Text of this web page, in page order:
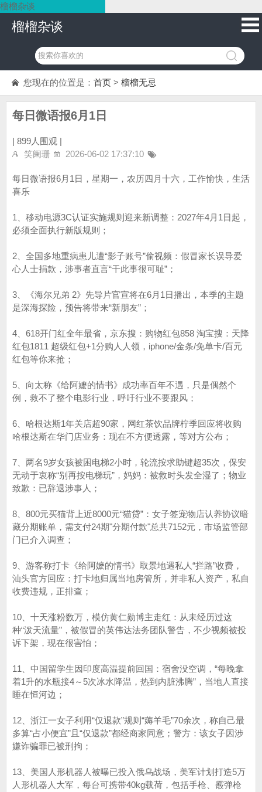
榴榴杂谈
榴榴杂谈
您现在的位置是： 首页 > 榴榴无忌
每日微语报6月1日
| 899人围观 |
笑阑珊
2026-06-02 17:37:10
每日微语报6月1日，星期一，农历四月十六，工作愉快，生活
喜乐
1、移动电源3C认证实施规则迎来新调整：2027年4月1日起，
必须全面执行新版规则；
2、全国多地重病患儿遭“影子账号”偷视频：假冒家长误导爱
心人士捐款，涉事者直言“干此事很可耻”；
3、《海尔兄弟 2》先导片官宣将在6月1日播出，本季的主题
是深海探险，预告将带来“新朋友”；
4、618开门红全年最省，京东搜：购物红包858 淘宝搜：天降
红包1811 超级红包+1分购人人领，iphone/金条/免单卡/百元
红包等你来抢；
5、向太称《给阿嬷的情书》成功率百年不遇，只是偶然个
例，救不了整个电影行业，呼吁行业不要跟风；
6、哈根达斯1年关店超90家，网红茶饮品牌柠季回应将收购
哈根达斯在华门店业务：现在不方便透露，等对方公布；
7、两名9岁女孩被困电梯2小时，轮流按求助键超35次，保安
无动于衷称“别再按电梯玩”，妈妈：被救时头发全湿了；物业
致歉：已辞退涉事人；
8、800元买猫背上近8000元“猫贷”：女子签宠物店认养协议暗
藏分期账单，需支付24期"分期付款"总共7152元，市场监管部
门已介入调查；
9、游客称打卡《给阿嬷的情书》取景地遇私人“拦路”收费，
汕头官方回应：打卡地归属当地房管所，并非私人资产，私自
收费违规，正排查；
10、十天涨粉数万，模仿黄仁勋博主走红：从未经历过这
种“泼天流量”，被假冒的英伟达法务团队警告，不少视频被投
诉下架，现在很害怕；
11、中国留学生因印度高温提前回国：宿舍没空调，“每晚拿
着1升的水瓶接4～5次冰水降温，热到内脏沸腾”，当地人直接
睡在恒河边；
12、浙江一女子利用“仅退款”规则“薅羊毛”70余次，称自己最
多算“占小便宜”且“仅退款”都经商家同意；警方：该女子因涉
嫌诈骗罪已被刑拘；
13、美国人形机器人被曝已投入俄乌战场，美军计划打造5万
人形机器人大军，每台可携带40kg载荷，包括手枪、霰弹枪